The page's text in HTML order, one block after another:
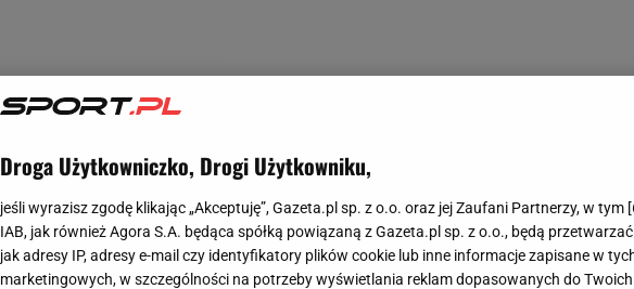
Droga Użytkowniczko, Drogi Użytkowniku,
jeśli wyrazisz zgodę klikając „Akceptuję”, Gazeta.pl sp. z o.o. oraz jej Zaufani Partnerzy, w tym [
IAB, jak również Agora S.A. będąca spółką powiązaną z Gazeta.pl sp. z o.o., będą
jak adresy IP, adresy e-mail czy identyfikatory plików cookie lub inne informacje zapisane w
marketingowych, w szczególności na potrzeby wyświetlania reklam dopasowanych do